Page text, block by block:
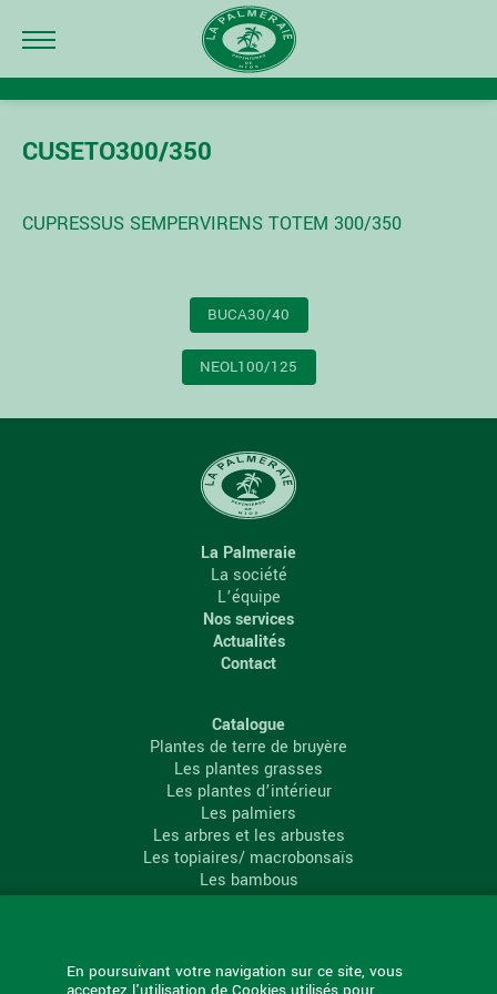
En poursuivant votre navigation sur ce site, vous
CUSETO300/350
CUPRESSUS SEMPERVIRENS TOTEM 300/350
BUCA30/40
NEOL100/125
La Palmeraie
La société
L’équipe
Nos services
Actualités
Contact
Catalogue
Plantes de terre de bruyère
Les plantes grasses
Les plantes d’intérieur
Les palmiers
Les arbres et les arbustes
Les topiaires/ macrobonsaïs
Les bambous
Les conifères
La Palmeraie